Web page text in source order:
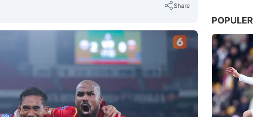
Share
POPULER